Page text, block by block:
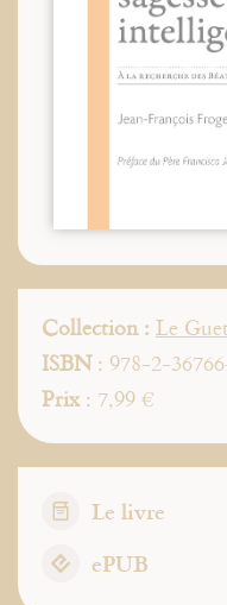
Collection : Le
ISBN: 978-2-
Prix: 7,99 €
Le livre
ePUB